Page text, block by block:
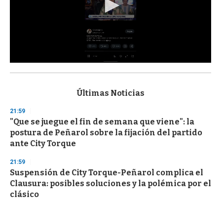
s
d
s
o
f
3
s
e
c
o
n
Últimas Noticias
21:59
"Que se juegue el fin de semana que viene": la
postura de Peñarol sobre la fijación del partido
ante City Torque
21:59
Suspensión de City Torque-Peñarol complica el
Clausura: posibles soluciones y la polémica por el
clásico